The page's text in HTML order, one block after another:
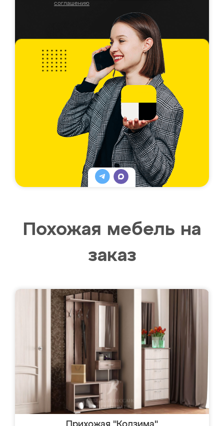
соглашению
Похожая мебель на
заказ